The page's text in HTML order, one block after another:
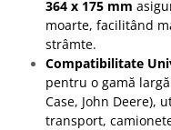
364 x 175 mm
moarte, facilitând
strâmte.
Compatibilitate
pentru o gamă
Case, John Deere),
transport,